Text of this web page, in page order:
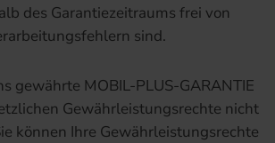
des Garantiezeitraums frei von
sind.
gewährte MOBIL-PLUS-GARANTIE
Gewährleistungsrechte nicht
können Ihre Gewährleistungsrechte